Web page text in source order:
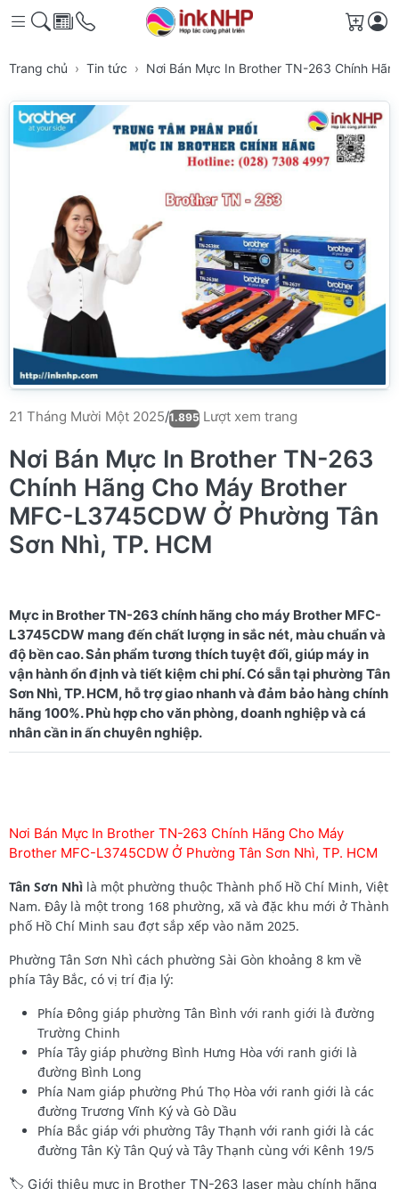
Giỏ
Trang chủ Tin tức Nơi Bán Mực In Brother TN-263 Chính
21 Tháng Mười Một 2025/1.895 Lượt xem trang
Nơi Bán Mực In Brother TN-263
Chính Hãng Cho Máy Brother
MFC-L3745CDW Ở Phường Tân
Sơn Nhì, TP. HCM
Mực in Brother TN-263 chính hãng cho máy Brother MFC-
L3745CDW mang đến chất lượng in sắc nét, màu chuẩn và
độ bền cao. Sản phẩm tương thích tuyệt đối, giúp máy in
vận hành ổn định và tiết kiệm chi phí. Có sẵn tại phường Tân
Sơn Nhì, TP. HCM, hỗ trợ giao nhanh và đảm bảo hàng chính
hãng 100%. Phù hợp cho văn phòng, doanh nghiệp và cá
Nơi Bán Mực In Brother TN-263 Chính Hãng Cho Máy
Brother MFC-L3745CDW Ở Phường Tân Sơn Nhì, TP. HCM
Tân Sơn Nhì là một phường thuộc Thành phố Hồ Chí Minh, Việt
Nam. Đây là một trong 168 phường, xã và đặc khu mới ở Thành
phố Hồ Chí Minh sau đợt sắp xếp vào năm 2025.
Phường Tân Sơn Nhì cách phường Sài Gòn khoảng 8 km về
phía Tây Bắc, có vị trí địa lý:
Phía Đông giáp phường Tân Bình với ranh giới là đường
Trường Chinh
Phía Tây giáp phường Bình Hưng Hòa với ranh giới là
đường Bình Long
Phía Nam giáp phường Phú Thọ Hòa với ranh giới là các
đường Trương Vĩnh Ký và Gò Dầu
Phía Bắc giáp với phường Tây Thạnh với ranh giới là các
đường Tân Kỳ Tân Quý và Tây Thạnh cùng với Kênh 19/5
🏷️ Giới thiệu mực in Brother TN-263 laser màu chính hãng